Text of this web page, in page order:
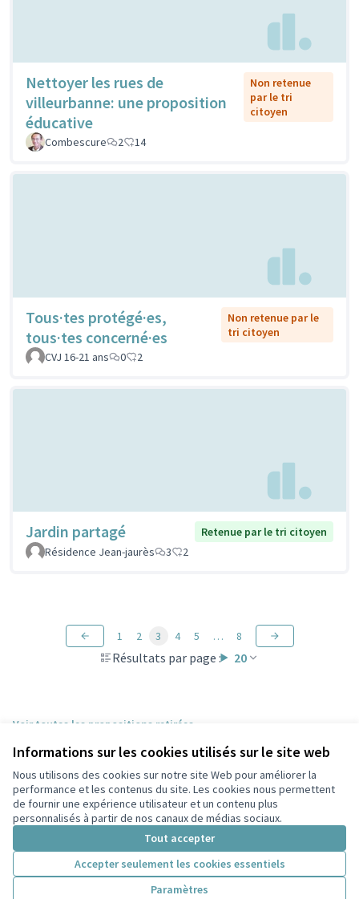
Informations sur les cookies utilisés sur le site web
Nous utilisons des cookies sur notre site Web pour améliorer la
performance et les contenus du site. Les cookies nous permettent
de fournir une expérience utilisateur et un contenu plus
personnalisés à partir de nos canaux de médias sociaux.
Tout accepter
Accepter seulement les cookies essentiels
Paramètres
Nettoyer les rues de
villeurbanne: une proposition
éducative
Non retenue
par le tri
citoyen
Combescure 2 14
Tous·tes protégé·es,
tous·tes concerné·es
Non retenue par le
tri citoyen
CVJ 16-21 ans
0 2
Jardin partagé
Retenue par le tri citoyen
Résidence Jean-jaurès
3 2
Résultats par page : 20
1 2 3 4 5 … 8
Voir toutes les propositions retirées
Conditions d'utilisation
Paramètres des cookies
Participez Villeurbanne sur X
(Lien externe)
Participez Villeurbanne sur Facebook
Participez Villeurbanne sur Instagram
Participez Villeurbanne sur YouTube
(Lien externe)
Licence
(Lien